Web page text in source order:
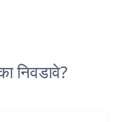
निवडावे?